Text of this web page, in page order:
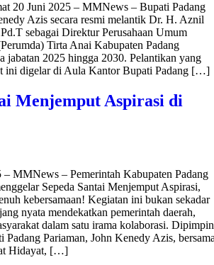
20 Juni 2025 – MMNews – Bupati Padang
Azis secara resmi melantik Dr. H. Aznil
sebagai Direktur Perusahaan Umum
Tirta Anai Kabupaten Padang
jabatan 2025 hingga 2030. Pelantikan yang
ini digelar di Aula Kantor Bupati Padang […]
Menjemput Aspirasi di
– MMNews – Pemerintah Kabupaten Padang
Sepeda Santai Menjemput Aspirasi,
kebersamaan! Kegiatan ini bukan sekadar
nyata mendekatkan pemerintah daerah,
dalam satu irama kolaborasi. Dipimpin
Padang Pariaman, John Kenedy Azis,
Hidayat, […]